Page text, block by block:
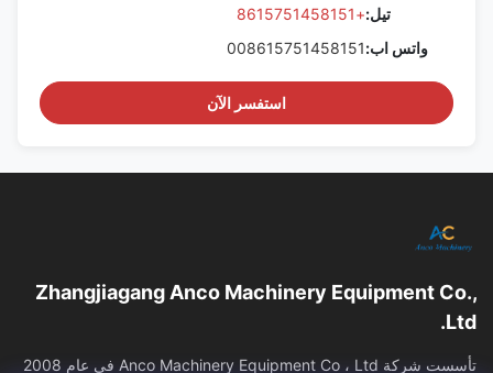
تيل:+8615751458151
واتس اب:008615751458151
استفسر الآن
Zhangjiagang Anco Machinery Equipment Co.,
Ltd.
تأسست شركة Anco Machinery Equipment Co ، Ltd في عام 2008